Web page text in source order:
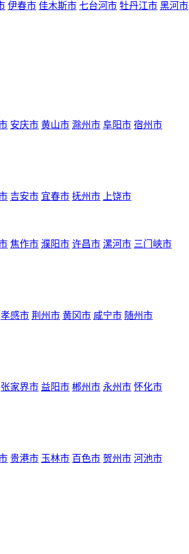
伊春市 佳木斯市 七台河市 牡丹江市 黑河市
安庆市 黄山市 滁州市 阜阳市 宿州市
吉安市 宜春市 抚州市 上饶市
焦作市 濮阳市 许昌市 漯河市 三门峡市
孝感市 荆州市 黄冈市 咸宁市 随州市
张家界市 益阳市 郴州市 永州市 怀化市
贵港市 玉林市 百色市 贺州市 河池市